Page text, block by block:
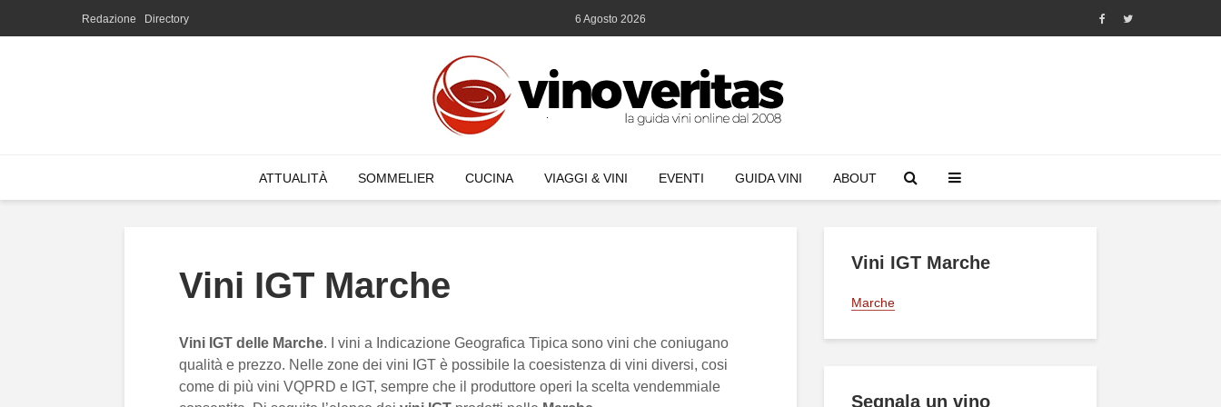
Redazione Directory 6 Agosto 2026
ATTUALITÀ SOMMELIER CUCINA VIAGGI & VINI EVENTI GUIDA VINI ABOUT
Vini IGT Marche
Vini IGT delle Marche. I vini a Indicazione Geografica Tipica sono vini che coniugano
qualità e prezzo. Nelle zone dei vini IGT è possibile la coesistenza di vini diversi, cosi
come di più vini VQPRD e IGT, sempre che il produttore operi la scelta vendemmiale
Vini IGT Marche
Marche
Segnala un vino